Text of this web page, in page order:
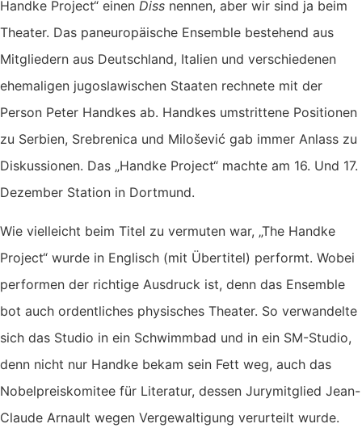
Handke Project“ einen Diss nennen, aber wir sind ja beim
Theater. Das paneuropäische Ensemble bestehend aus
Mitgliedern aus Deutschland, Italien und verschiedenen
ehemaligen jugoslawischen Staaten rechnete mit der
Person Peter Handkes ab. Handkes umstrittene Positionen
zu Serbien, Srebrenica und Milošević gab immer Anlass zu
Diskussionen. Das „Handke Project“ machte am 16. Und 17.
Dezember Station in Dortmund.
Wie vielleicht beim Titel zu vermuten war, „The Handke
Project“ wurde in Englisch (mit Übertitel) performt. Wobei
performen der richtige Ausdruck ist, denn das Ensemble
bot auch ordentliches physisches Theater. So verwandelte
sich das Studio in ein Schwimmbad und in ein SM-Studio,
denn nicht nur Handke bekam sein Fett weg, auch das
Nobelpreiskomitee für Literatur, dessen Jurymitglied Jean-
Claude Arnault wegen Vergewaltigung verurteilt wurde.